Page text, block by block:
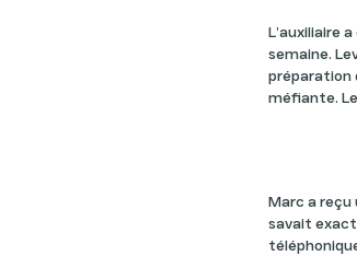
L’auxiliaire
semaine.
préparation
méfiante.
Marc a reçu
savait